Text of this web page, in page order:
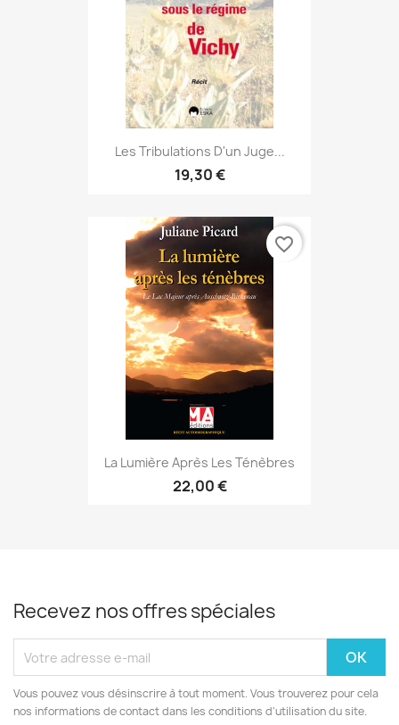
Les Tribulations D'un Juge...
19,30 €
La Lumière Après Les Ténèbres
22,00 €
favorite_border
Recevez nos offres spéciales
Vous pouvez vous désinscrire à tout moment. Vous trouverez pour cela
nos informations de contact dans les conditions d'utilisation du site.